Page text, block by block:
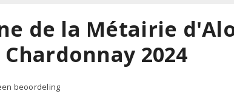
de la Métairie
2024
beoordeling